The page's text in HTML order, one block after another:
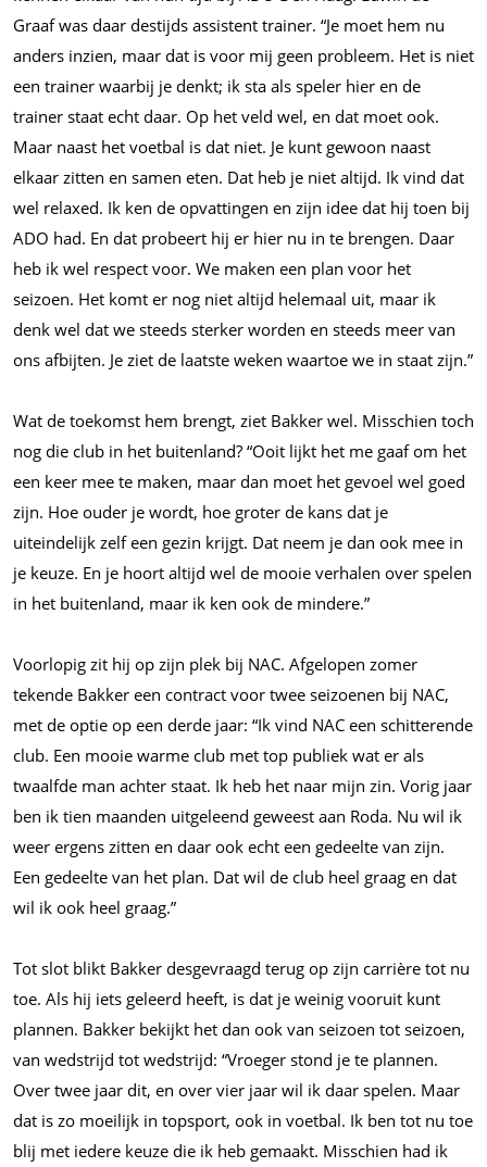
Graaf was daar destijds assistent trainer. “Je moet hem nu
anders inzien, maar dat is voor mij geen probleem. Het is niet
een trainer waarbij je denkt; ik sta als speler hier en de
trainer staat echt daar. Op het veld wel, en dat moet ook.
Maar naast het voetbal is dat niet. Je kunt gewoon naast
elkaar zitten en samen eten. Dat heb je niet altijd. Ik vind dat
wel relaxed. Ik ken de opvattingen en zijn idee dat hij toen bij
ADO had. En dat probeert hij er hier nu in te brengen. Daar
heb ik wel respect voor. We maken een plan voor het
seizoen. Het komt er nog niet altijd helemaal uit, maar ik
denk wel dat we steeds sterker worden en steeds meer van
ons afbijten. Je ziet de laatste weken waartoe we in staat zijn.”
Wat de toekomst hem brengt, ziet Bakker wel. Misschien toch
nog die club in het buitenland? “Ooit lijkt het me gaaf om het
een keer mee te maken, maar dan moet het gevoel wel goed
zijn. Hoe ouder je wordt, hoe groter de kans dat je
uiteindelijk zelf een gezin krijgt. Dat neem je dan ook mee in
je keuze. En je hoort altijd wel de mooie verhalen over spelen
in het buitenland, maar ik ken ook de mindere.”
Voorlopig zit hij op zijn plek bij NAC. Afgelopen zomer
tekende Bakker een contract voor twee seizoenen bij NAC,
met de optie op een derde jaar: “Ik vind NAC een schitterende
club. Een mooie warme club met top publiek wat er als
twaalfde man achter staat. Ik heb het naar mijn zin. Vorig jaar
ben ik tien maanden uitgeleend geweest aan Roda. Nu wil ik
weer ergens zitten en daar ook echt een gedeelte van zijn.
Een gedeelte van het plan. Dat wil de club heel graag en dat
wil ik ook heel graag.”
Tot slot blikt Bakker desgevraagd terug op zijn carrière tot nu
toe. Als hij iets geleerd heeft, is dat je weinig vooruit kunt
plannen. Bakker bekijkt het dan ook van seizoen tot seizoen,
van wedstrijd tot wedstrijd: “Vroeger stond je te plannen.
Over twee jaar dit, en over vier jaar wil ik daar spelen. Maar
dat is zo moeilijk in topsport, ook in voetbal. Ik ben tot nu toe
blij met iedere keuze die ik heb gemaakt. Misschien had ik